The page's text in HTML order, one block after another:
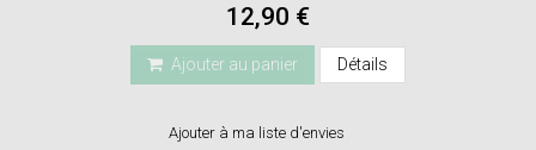
12,90 €
Ajouter au panier Détails
Ajouter à ma liste d'envies